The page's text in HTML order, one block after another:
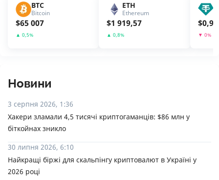
BTC
Bitcoin
$65 007
▲ 0,5%
ETH
Ethereum
$1 919,57
▲ 0,8%
$
▼ 0%
Новини
3 серпня 2026, 1:36
Хакери зламали 4,5 тисячі криптогаманців: $86 млн у
біткойнах зникло
30 липня 2026, 6:10
Найкращі біржі для скальпінгу криптовалют в Україні у
2026 році